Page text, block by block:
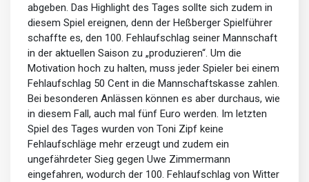
abgeben. Das Highlight des Tages sollte sich zudem in
diesem Spiel ereignen, denn der Heßberger Spielführer
schaffte es, den 100. Fehlaufschlag seiner Mannschaft
in der aktuellen Saison zu „produzieren“. Um die
Motivation hoch zu halten, muss jeder Spieler bei einem
Fehlaufschlag 50 Cent in die Mannschaftskasse zahlen.
Bei besonderen Anlässen können es aber durchaus, wie
in diesem Fall, auch mal fünf Euro werden. Im letzten
Spiel des Tages wurden von Toni Zipf keine
Fehlaufschläge mehr erzeugt und zudem ein
ungefährdeter Sieg gegen Uwe Zimmermann
eingefahren, wodurch der 100. Fehlaufschlag von Witter